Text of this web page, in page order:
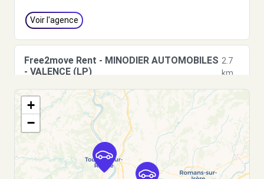
Voir l'agence
Free2move Rent - MINODIER AUTOMOBILES
- VALENCE (LP)
2.7
km
AVENUE DE MARSEILLE
VALENCE, 26000
Free2move Rent - VALENCE MOTORS -
3.0
+
−